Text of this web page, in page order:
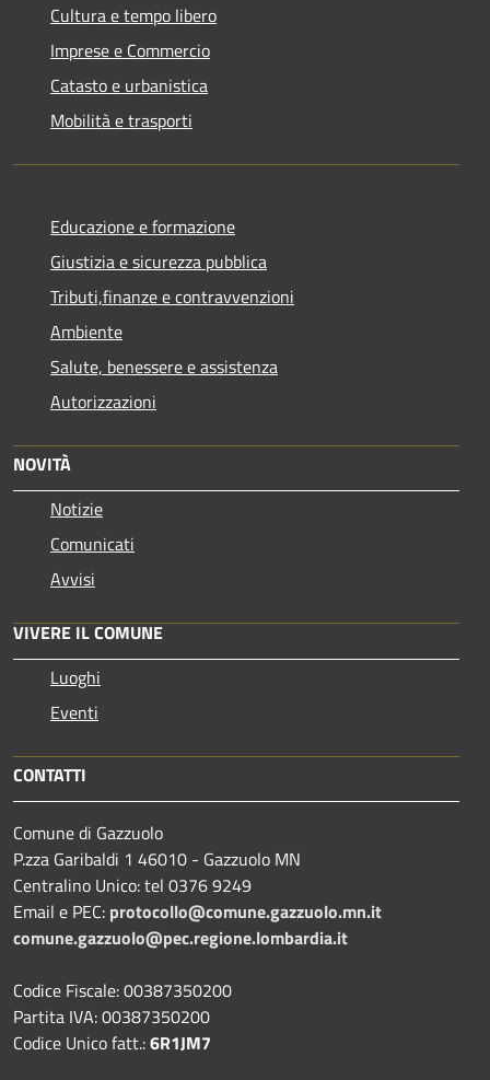
Cultura e tempo libero
Imprese e Commercio
Catasto e urbanistica
Mobilità e trasporti
Educazione e formazione
Giustizia e sicurezza pubblica
Tributi,finanze e contravvenzioni
Ambiente
Salute, benessere e assistenza
Autorizzazioni
NOVITÀ
Notizie
Comunicati
Avvisi
VIVERE IL COMUNE
Luoghi
Eventi
CONTATTI
Comune di Gazzuolo
P.zza Garibaldi 1 46010 - Gazzuolo MN
Centralino Unico: tel 0376 9249
Email e PEC: protocollo@comune.gazzuolo.mn.it
comune.gazzuolo@pec.regione.lombardia.it
Codice Fiscale: 00387350200
Partita IVA: 00387350200
Codice Unico fatt.:6R1JM7